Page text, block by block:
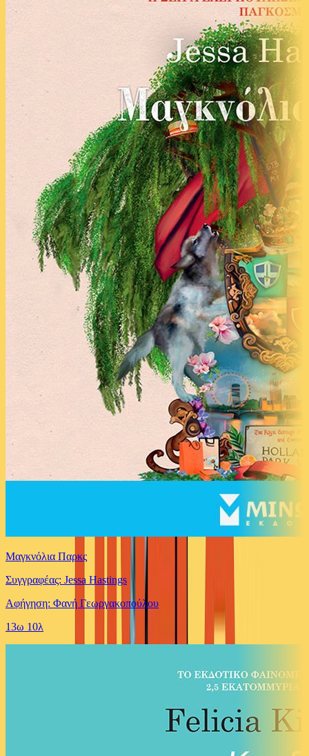
Μαγκνόλια Παρκς
Συγγραφέας: Jessa Hastings
Αφήγηση: Φανή Γεωργακοπούλου
13ω 10λ